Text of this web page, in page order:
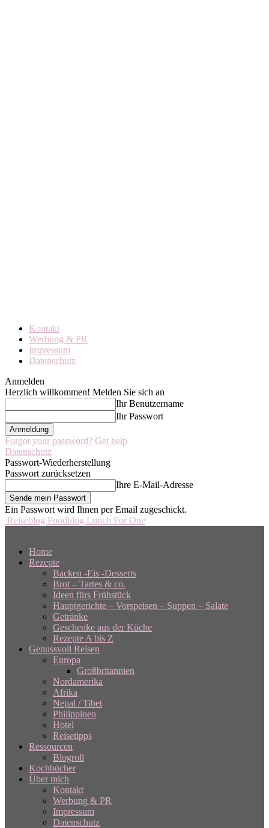
Kontakt
Werbung & PR
Impressum
Datenschutz
Anmelden
Herzlich willkommen! Melden Sie sich an
Ihr Benutzername
Ihr Passwort
Forgot your password? Get help
Datenschutz
Passwort-Wiederherstellung
Passwort zurücksetzen
Ihre E-Mail-Adresse
Ein Passwort wird Ihnen per Email zugeschickt.
Reiseblog Foodblog Lunch For One
Home
Rezepte
Backen -Eis -Desserts
Brot – Tartes & co.
Ideen fürs Frühstück
Hauptgerichte – Vorspeisen – Suppen – Salate
Getränke
Geschenke aus der Küche
Rezepte A bis Z
Genussvoll Reisen
Europa
Großbritannien
Nordamerika
Afrika
Nepal / Tibet
Philippinen
Hotel
Reisetipps
Ressourcen
Blogroll
Kochbücher
Über mich
Kontakt
Werbung & PR
Impressum
Datenschutz